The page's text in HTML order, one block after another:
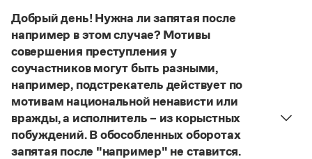
Словарь-справочник непростые слова
Все справочники портала
Журнал
Новости и события
Статьи
Монологи
Добрый день! Нужна ли запятая после
например в этом случае? Мотивы
совершения преступления у
соучастников могут быть разными,
например, подстрекатель действует по
мотивам национальной ненависти или
вражды, а исполнитель – из корыстных
побуждений. В обособленных оборотах
запятая после "например" не ставится.